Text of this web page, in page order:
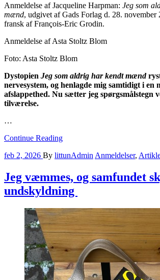
Anmeldelse af Jacqueline Harpman: Jeg som
mænd, udgivet af Gads Forlag d. 28. november
fransk af François-Eric Grodin.
Anmeldelse af Asta Stoltz Blom
Foto: Asta Stoltz Blom
Dystopien Jeg som aldrig har kendt mænd
nervesystem, og henlagde mig samtidigt i en
afslappethed. Nu sætter jeg spørgsmålstegn
tilværelse.
…
Continue Reading
feb 2, 2026 By littunAdmin Anmeldelser,
Jeg væmmes, og samfundet
undskyldning